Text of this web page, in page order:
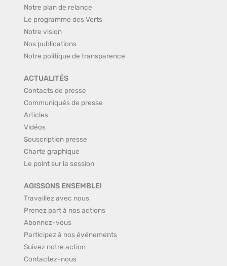
Notre plan de relance
Le programme des Verts
Notre vision
Nos publications
Notre politique de transparence
ACTUALITÉS
Contacts de presse
Communiqués de presse
Articles
Vidéos
Souscription presse
Charte graphique
Le point sur la session
AGISSONS ENSEMBLE!
Travaillez avec nous
Prenez part à nos actions
Abonnez-vous
Participez à nos événements
Suivez notre action
Contactez-nous